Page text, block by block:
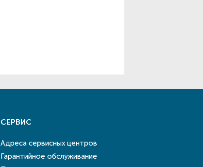
СЕРВИС
Адреса сервисных центров
Гарантийное обслуживание